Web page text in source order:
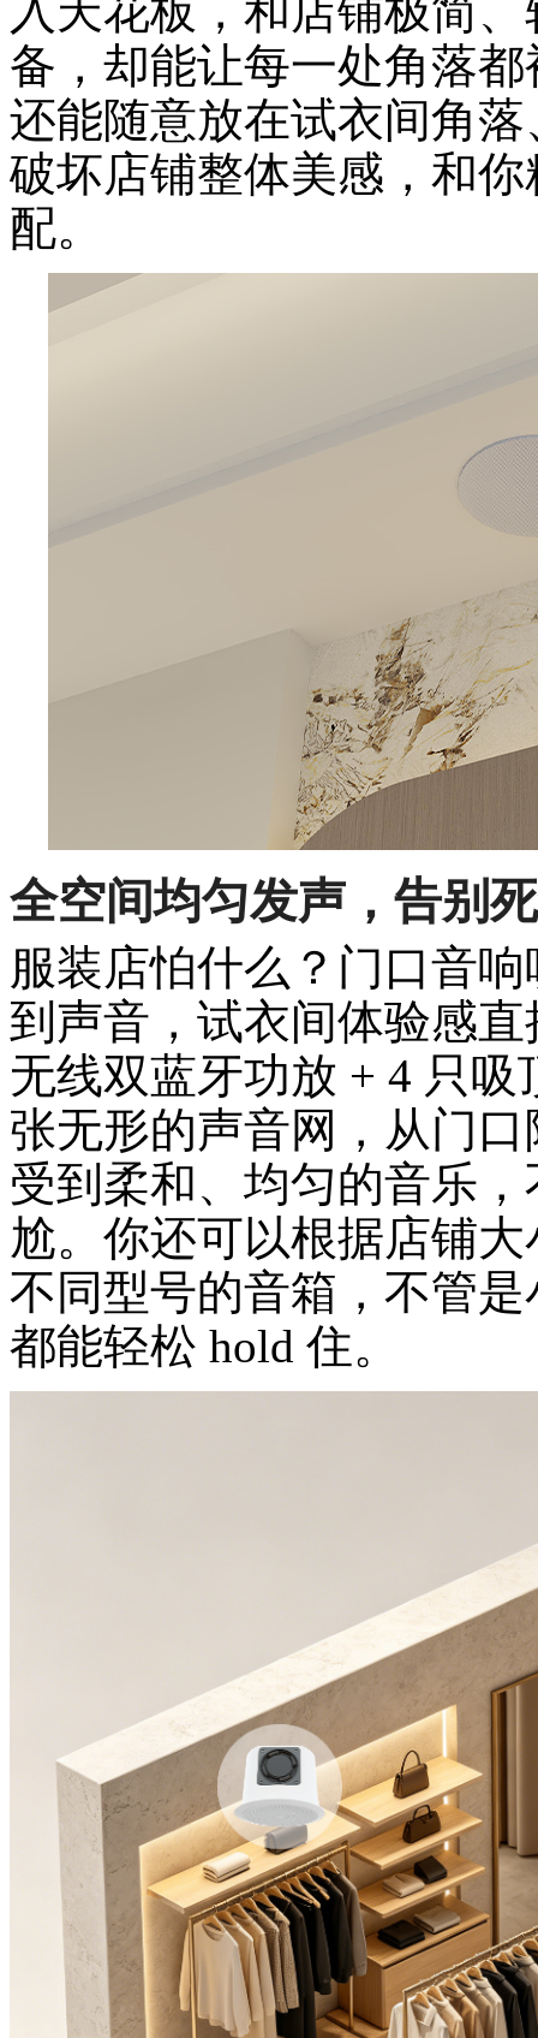
入天花板，和店铺极简
备，却能让每一处角落
还能随意放在试衣间角
破坏店铺整体美感，和
配。
全空间均匀发声，告别
服装店怕什么？门口音
到声音，试衣间体验感
无线双蓝牙功放 + 4 只
张无形的声音网，从门
受到柔和、均匀的音乐
尬。你还可以根据店铺大
不同型号的音箱，不管
都能轻松 hold 住。